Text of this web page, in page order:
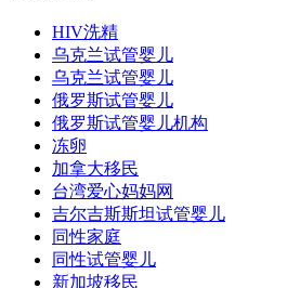
HIV洗精
乌克兰试管婴儿
乌克兰试管婴儿
俄罗斯试管婴儿
俄罗斯试管婴儿机构
冻卵
加拿大移民
台湾爱心妈妈网
吉尔吉斯斯坦试管婴儿
同性家庭
同性试管婴儿
新加坡移民